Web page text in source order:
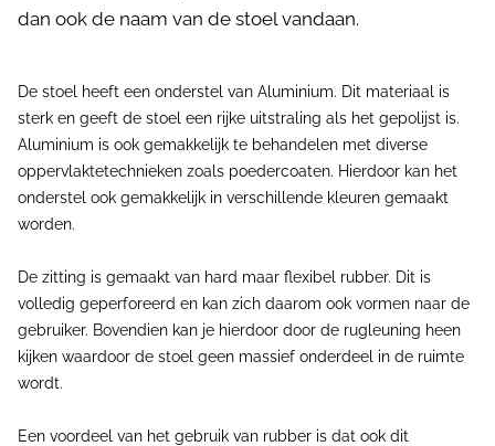
dan ook de naam van de stoel vandaan.
De stoel heeft een onderstel van Aluminium. Dit materiaal is
sterk en geeft de stoel een rijke uitstraling als het gepolijst is.
Aluminium is ook gemakkelijk te behandelen met diverse
oppervlaktetechnieken zoals poedercoaten. Hierdoor kan het
onderstel ook gemakkelijk in verschillende kleuren gemaakt
worden.
De zitting is gemaakt van hard maar flexibel rubber. Dit is
volledig geperforeerd en kan zich daarom ook vormen naar de
gebruiker. Bovendien kan je hierdoor door de rugleuning heen
kijken waardoor de stoel geen massief onderdeel in de ruimte
wordt.
Een voordeel van het gebruik van rubber is dat ook dit